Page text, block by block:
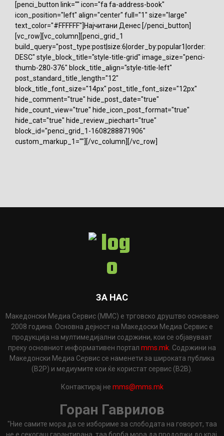
[penci_button link="" icon="fa fa-address-book"
icon_position="left" align="center" full="1" size="large"
text_color="#FFFFFF"]Најчитани Денес [/penci_button]
[vc_row][vc_column][penci_grid_1
build_query="post_type:post|size:6|order_by:popular1|order:
DESC" style_block_title="style-title-grid" image_size="penci-
thumb-280-376" block_title_align="style-title-left"
post_standard_title_length="12"
block_title_font_size="14px" post_title_font_size="12px"
hide_comment="true" hide_post_date="true"
hide_count_view="true" hide_icon_post_format="true"
hide_cat="true" hide_review_piechart="true"
block_id="penci_grid_1-1608288871906"
custom_markup_1=""][/vc_column][/vc_row]
ЗА НАС
Македонски Медиа Сервис (ММС) е трговско друштво основано
2008 година. Основна дејност на Македоски Медиа Сервис е
продукција на мултимедијални содржини, кои се објавуваат
преку основниот информативен портал mms.mk . Содржини на
Македонски Медиа Сервис се наменети за широката публика
(B2P) и медиумите кои ќе користат сервис (B2B).
Контактирај не mms@mms.mk
Горан Гаврилов
"Ние самите мора да се избориме за слободата на говорот, таа